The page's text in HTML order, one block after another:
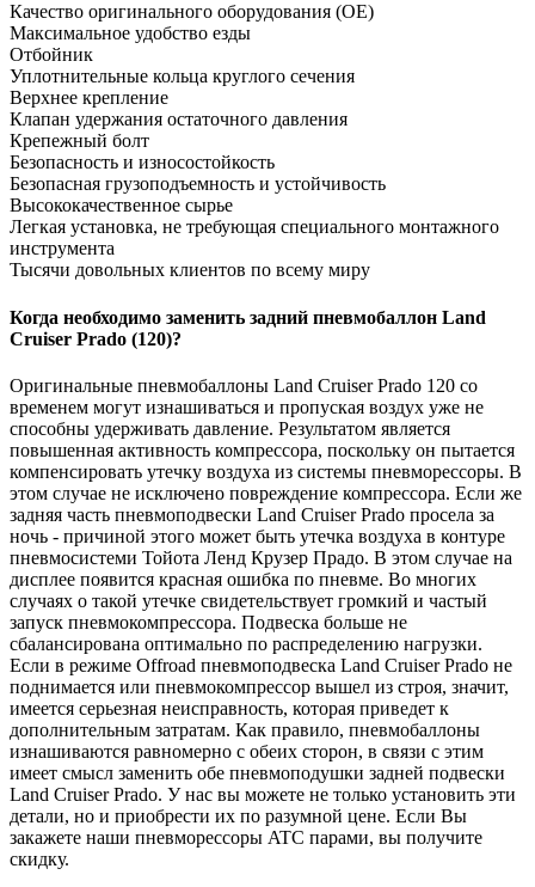
Качество оригинального оборудования (OE)
Максимальное удобство езды
Отбойник
Уплотнительные кольца круглого сечения
Верхнее крепление
Клапан удержания остаточного давления
Крепежный болт
Безопасность и износостойкость
Безопасная грузоподъемность и устойчивость
Высококачественное сырье
Легкая установка, не требующая специального монтажного
инструмента
Тысячи довольных клиентов по всему миру
Когда необходимо заменить задний пневмобаллон Land
Cruiser Prado (120)?
Оригинальные пневмобаллоны Land Cruiser Prado 120 со
временем могут изнашиваться и пропуская воздух уже не
способны удерживать давление. Результатом является
повышенная активность компрессора, поскольку он пытается
компенсировать утечку воздуха из системы пневморессоры. В
этом случае не исключено повреждение компрессора. Если же
задняя часть пневмоподвески Land Cruiser Prado просела за
ночь - причиной этого может быть утечка воздуха в контуре
пневмосистеми Тойота Ленд Крузер Прадо. В этом случае на
дисплее появится красная ошибка по пневме. Во многих
случаях о такой утечке свидетельствует громкий и частый
запуск пневмокомпрессора. Подвеска больше не
сбалансирована оптимально по распределению нагрузки.
Если в режиме Offroad пневмоподвеска Land Cruiser Prado не
поднимается или пневмокомпрессор вышел из строя, значит,
имеется серьезная неисправность, которая приведет к
дополнительным затратам. Как правило, пневмобаллоны
изнашиваются равномерно с обеих сторон, в связи с этим
имеет смысл заменить обе пневмоподушки задней подвески
Land Cruiser Prado. У нас вы можете не только установить эти
детали, но и приобрести их по разумной цене. Если Вы
закажете наши пневморессоры ATC парами, вы получите
скидку.